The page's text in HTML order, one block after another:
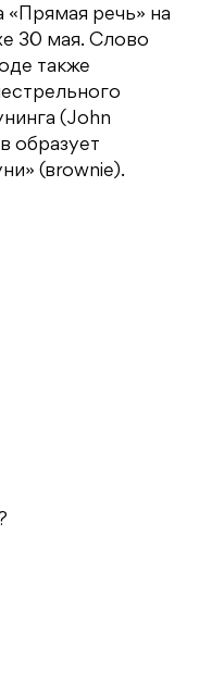
«Прямая речь» на
30 мая. Слово
также
(John
образует
(вrownie).